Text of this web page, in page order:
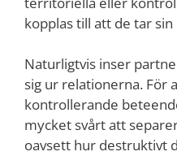
kopplas till att de tar
Naturligtvis inser
sig ur relationerna. För
kontrollerande
mycket svårt att
oavsett hur destruktivt